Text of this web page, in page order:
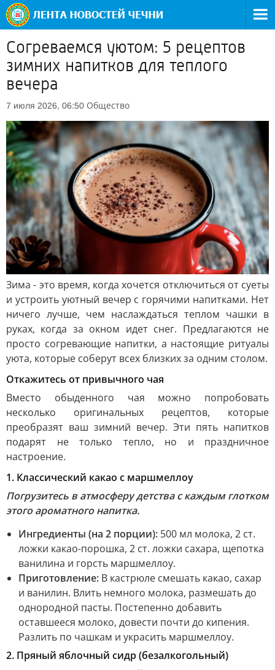
Согреваемся уютом: 5 рецептов
зимних напитков для теплого
вечера
7 июля 2026, 06:50 Общество
Зима - это время, когда хочется отключиться от суеты
и устроить уютный вечер с горячими напитками. Нет
ничего лучше, чем наслаждаться теплом чашки в
руках, когда за окном идет снег. Предлагаются не
просто согревающие напитки, а настоящие ритуалы
уюта, которые соберут всех близких за одним столом.
Откажитесь от привычного чая
Вместо обыденного чая можно попробовать
несколько оригинальных рецептов, которые
преобразят ваш зимний вечер. Эти пять напитков
подарят не только тепло, но и праздничное
настроение.
1. Классический какао с маршмеллоу
Погрузитесь в атмосферу детства с каждым глотком
этого ароматного напитка.
Ингредиенты (на 2 порции): 500 мл молока, 2 ст.
ложки какао-порошка, 2 ст. ложки сахара, щепотка
ванилина и горсть маршмеллоу.
Приготовление: В кастрюле смешать какао, сахар
и ванилин. Влить немного молока, размешать до
однородной пасты. Постепенно добавить
оставшееся молоко, довести почти до кипения.
Разлить по чашкам и украсить маршмеллоу.
2. Пряный яблочный сидр (безалкогольный)